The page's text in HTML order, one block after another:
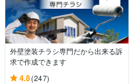
外壁塗装チラシ専門だから出来る訴
求で作成できます
4.8(247)